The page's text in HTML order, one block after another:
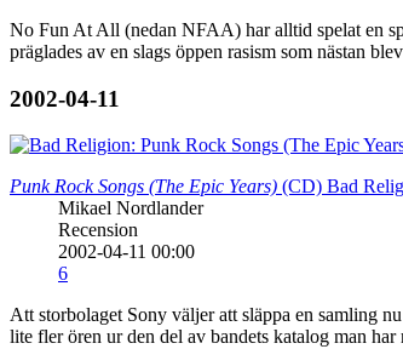
No Fun At All (nedan NFAA) har alltid spelat en
präglades av en slags öppen rasism som nästan
2002-04-11
Punk Rock Songs (The Epic Years) (CD) Bad
Mikael Nordlander
Recension
2002-04-11 00:00
6
Att storbolaget Sony väljer att släppa en samling
lite fler ören ur den del av bandets katalog man